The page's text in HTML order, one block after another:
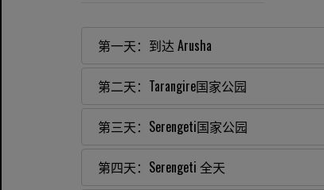
第一天：到达 Arusha
第二天：Tarangire国家公园
第三天：Serengeti国家公园
第四天：Serengeti 全天